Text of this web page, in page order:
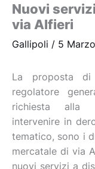
Nuovi
via Alfieri
Gallipoli / 5
La proposta
regolatore
richiesta alla
intervenire in
tematico, sono i
mercatale di via
nuovi servizi a